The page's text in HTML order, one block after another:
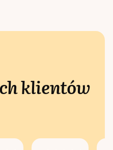
klientów